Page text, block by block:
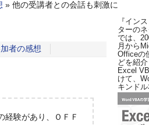
» 他の受講者との会話も刺激に
者の感想
経験があり、ＯＦＦ
『イン
ターのネ
では、
月から
Officeの
どを紹
Excel
けて、
キンド